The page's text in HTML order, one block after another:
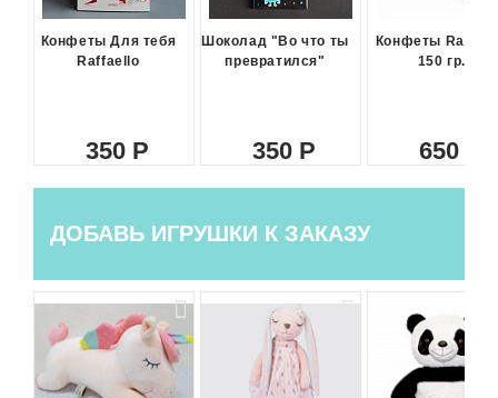
Конфеты Для тебя
Raffaello
350
Шоколад "Во что ты
превратился"
350
Конфеты
150 гр.
650
ДОБАВЬ ИГРУШКИ К ЗАКАЗУ